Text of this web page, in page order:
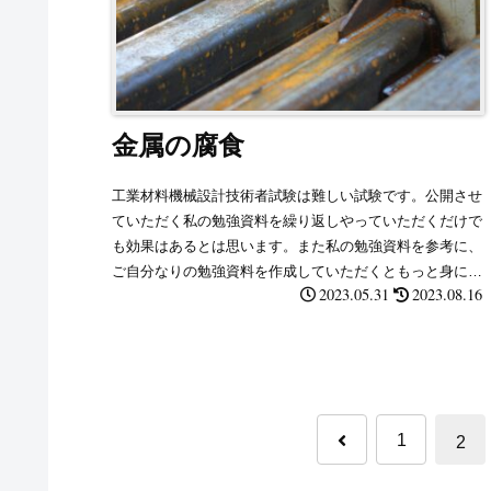
金属の腐食
工業材料機械設計技術者試験は難しい試験です。公開させ
ていただく私の勉強資料を繰り返しやっていただくだけで
も効果はあるとは思います。また私の勉強資料を参考に、
ご自分なりの勉強資料を作成していただくともっと身に付
2023.05.31 2023.08.16
前 1 2